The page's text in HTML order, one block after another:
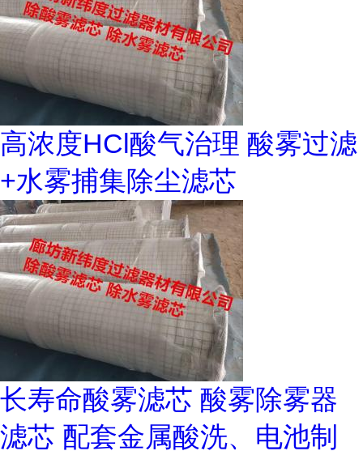
高浓度HCl酸气治理 酸雾过滤
+水雾捕集除尘滤芯
长寿命酸雾滤芯 酸雾除雾器
滤芯 配套金属酸洗、电池制